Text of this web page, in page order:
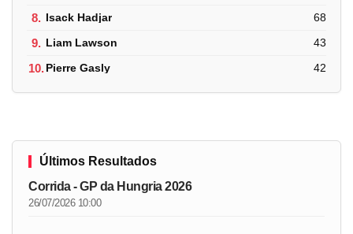
8. Isack Hadjar 68
9. Liam Lawson 43
10.Pierre Gasly 42
Últimos Resultados
Corrida - GP da Hungria 2026
26/07/2026 10:00